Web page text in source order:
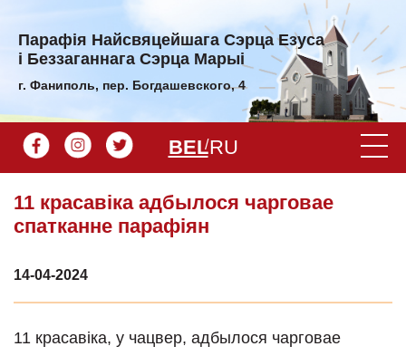
Парафiя Найсвяцейшага Сэрца Езуса
і Беззаганнага Сэрца Марыі
г. Фаниполь, пер. Богдашевского, 4
BELRU
11 красавіка адбылося чарговае
спатканне парафіян
14-04-2024
11 красавіка, у чацвер, адбылося чарговае